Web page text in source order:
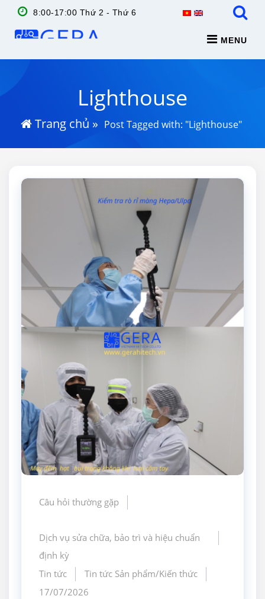
8:00-17:00 Thứ 2 - Thứ 6
MENU
Lighthouse
Trang chủ » Post Tagged with: "Lighthouse"
Câu hỏi thường gặp
Dịch vụ sửa chữa, bảo trì và hiệu chuẩn
định kỳ
Tin tức
Tin tức Sản phẩm/Kiến thức
17/07/2026